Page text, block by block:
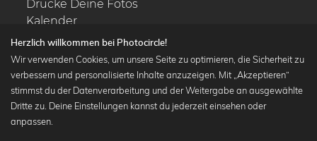
Drucke Deine Fotos
Kalender
Beliebte Kollektionen
Wandbilder in schwarz-weiß
Herzlich willkommen bei Photocircle!
Wir verwenden Cookies, um unsere Seite zu optimieren, die Sicherheit zu
verbessern und personalisierte Inhalte anzuzeigen. Mit „Akzeptieren“
stimmst du der Datenverarbeitung und der Weitergabe an ausgewählte
Dritte zu. Deine Einstellungen kannst du jederzeit einsehen oder
anpassen.